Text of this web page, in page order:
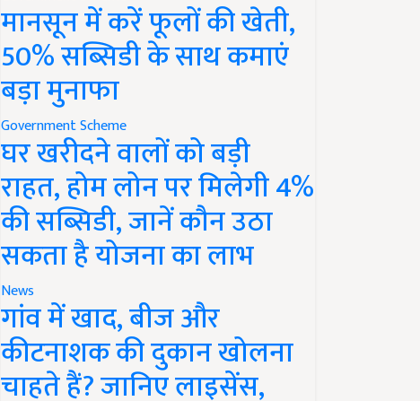
मानसून में करें फूलों की खेती,
50% सब्सिडी के साथ कमाएं
बड़ा मुनाफा
Government Scheme
घर खरीदने वालों को बड़ी
राहत, होम लोन पर मिलेगी 4%
की सब्सिडी, जानें कौन उठा
सकता है योजना का लाभ
News
गांव में खाद, बीज और
कीटनाशक की दुकान खोलना
चाहते हैं? जानिए लाइसेंस,